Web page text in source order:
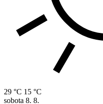
29 °C 15 °C
sobota 8. 8.